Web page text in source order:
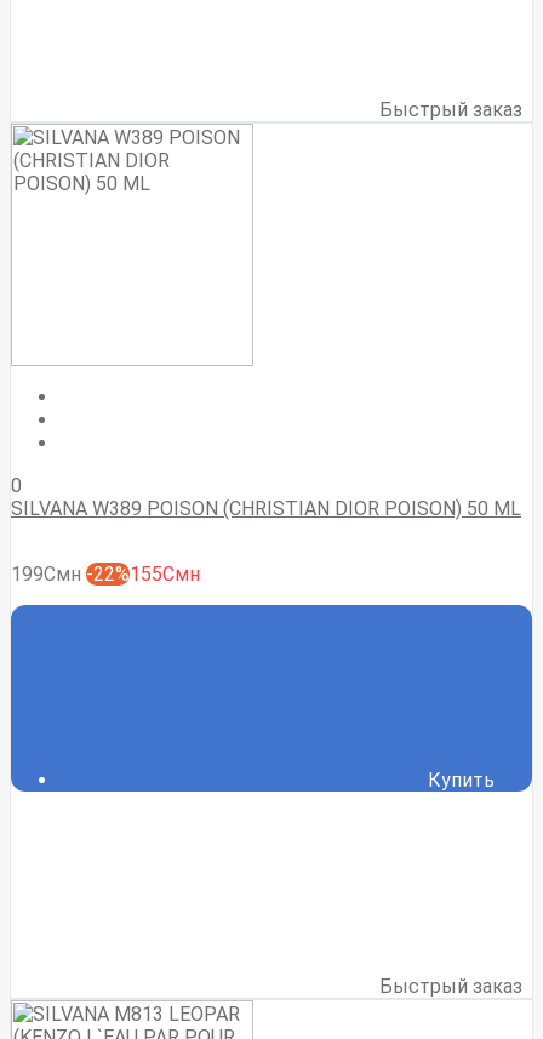
Быстрый заказ
0
SILVANA W389 POISON (CHRISTIAN DIOR POISON) 50 ML
199Смн -22%155Смн
Купить
Быстрый заказ